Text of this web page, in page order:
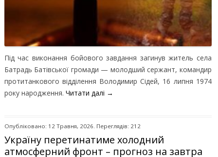
Під час виконання бойового завдання загинув житель села
Батрадь Батівської громади — молодший сержант, командир
протитанкового відділення Володимир Сідей, 16 липня 1974
року народження. Читати далі →
Опубліковано: 12 Травня, 2026. Переглядів: 212
Україну перетинатиме холодний
атмосферний фронт – прогноз на завтра